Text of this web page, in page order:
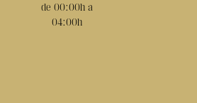
de 00:00h a
04:00h